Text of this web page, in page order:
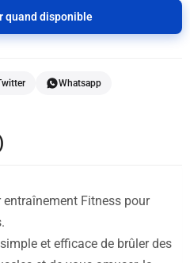
quand disponible
Whatsapp
entraînement Fitness pour
et efficace de brûler des